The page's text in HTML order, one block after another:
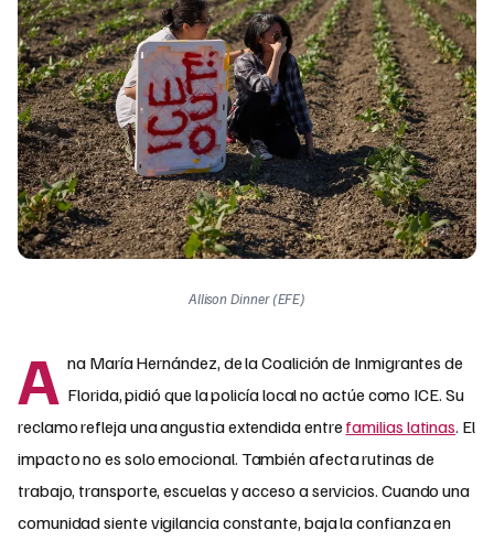
Allison Dinner (EFE)
A na María Hernández, de la Coalición de Inmigrantes de
Florida, pidió que la policía local no actúe como ICE. Su
reclamo refleja una angustia extendida entre familias latinas. El
impacto no es solo emocional. También afecta rutinas de
trabajo, transporte, escuelas y acceso a servicios. Cuando una
comunidad siente vigilancia constante, baja la confianza en